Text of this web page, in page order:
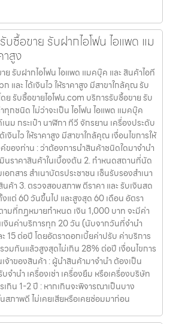
บซื้อขาย รับฝากไอโฟน ไอแพด แม
าสูง
ย รับฝากไอโฟน ไอแพด แมคบุ๊ค และ สินค้าไอที
และ ได้เงินไว ให้ราคาสูง มีสาขาใกล้คุณ รับ
ดย รับซื้อขายไอโฟน.com บริการรับซื้อขาย รับ
กชนิด ไม่ว่าจะเป็น ไอโฟน ไอแพด แมคบุ๊ค
ม กระเป๋า นาฬิกา ทีวี จักรยาน เครื่องประดับ
เงินไว ให้ราคาสูง มีสาขาใกล้คุณ เงื่อนไขการให้
ของท่าน : ว่าต้องการนำสินค้าชนิดใดมาจำนำ
มินราคาสินค้าในเบื้องต้น 2. กำหนดสถานที่นัด
กสาร สำเนาบัตรประชาชน เซ็นรับรองสำเนา
ค้า 3. ตรวจสอบสภาพ ตีราคา และ รับเงินสด
งแต่ 60 วันขึ้นไป และสูงสุด 60 เดือน อัตรา
ามที่กฏหมายกำหนด เงิน 1,000 บาท จะมีค่า
งินค่าบริการทุก 20 วัน (นับจากวันที่จำนำ
15 ต่อปี โดยอัตราดอกเบี้ยค่าปรับ ค่าบริการ
วมกันแล้วสูงสุดไม่เกิน 28% ต่อปี เงื่อนไขการ
จ้าของสินค้า : ผู้นำสินค้ามาจำนำ ต้องเป็น
บจำนำ เครื่องเช่า เครื่องยืม หรือเครื่องบริษัท
กิน 1-2 ปี : หากเกินจะพิจารณาเป็นบาง
สภาพดี ไม่เคยเสียหรือเคยซ่อมมาก่อน